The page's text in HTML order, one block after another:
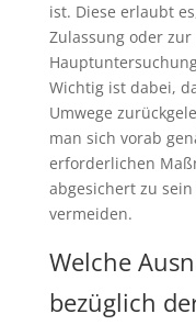
ist. Diese erlaubt
Zulassung oder
Wichtig ist dabei,
Umwege
man sich vorab
erforderlichen
abgesichert zu
vermeiden.
Welche
bezüglich